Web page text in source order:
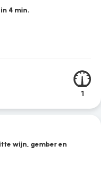
4 min.
1
wijn, gember en